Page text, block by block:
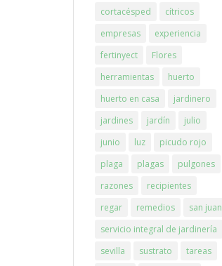
cortacésped
cítricos
empresas
experiencia
fertinyect
Flores
herramientas
huerto
huerto en casa
jardinero
jardines
jardín
julio
junio
luz
picudo rojo
plaga
plagas
pulgones
razones
recipientes
regar
remedios
san juan
servicio integral de jardinería
sevilla
sustrato
tareas